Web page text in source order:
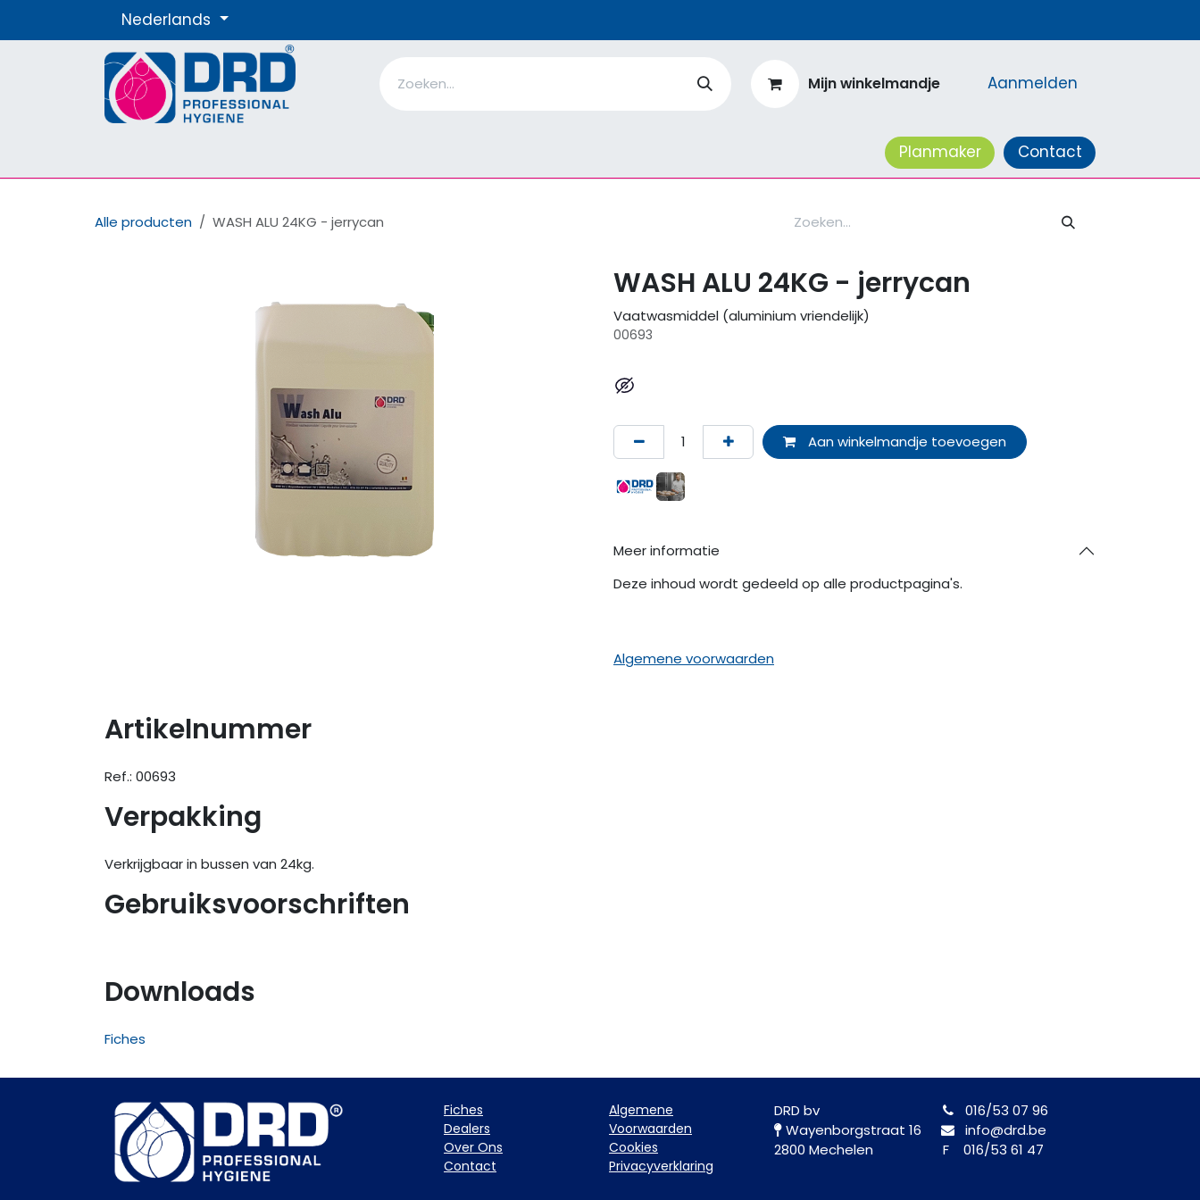
Nederlands
Mijn winkelmandje Aanmelden
Planmaker Contact
Alle producten WASH ALU 24KG - jerrycan
WASH ALU 24KG - jerrycan
Vaatwasmiddel (aluminium vriendelijk)
00693
Aan winkelmandje toevoegen
Meer informatie
Deze inhoud wordt gedeeld op alle productpagina's.
Algemene voorwaarden
Artikelnummer
Ref.: 00693
Verpakking
Verkrijgbaar in bussen van 24kg.
Gebruiksvoorschriften
Downloads
Fiches
Fiche​s
Dealers
Over Ons
Contact
DRD bv
Wayenborgstraat 16
2800 Mechelen
016/53 07 96
info@drd.be
F 016/53 61 47
Algemene
Voorwaarden
Cookies
Privacyverklaring